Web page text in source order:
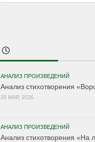
АНАЛИЗ ПРОИЗВЕДЕНИЙ
Анализ стихотворения
25 МАР, 2026
АНАЛИЗ ПРОИЗВЕДЕНИЙ
Анализ стихотворения «На